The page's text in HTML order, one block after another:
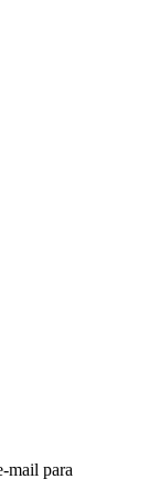
mail para